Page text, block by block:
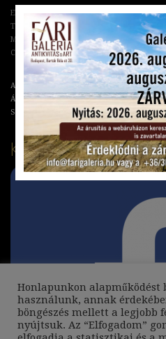
Elérhetőségek:
Tel: +36 70 673 07 87
Mail: info@farigaleria.hu
Cím: Budapest, Bartók Béla út 30.
Adatkezelési Tájékoztató
Általános Szerződési Feltételek
Szállítási és Garanciális feltételek
KÖVESSEN MINKET:
Honlapunkon alapműködést
használunk, annak
böngészés mellett a legjobb
nyújtsuk. Az “Elfogadom”